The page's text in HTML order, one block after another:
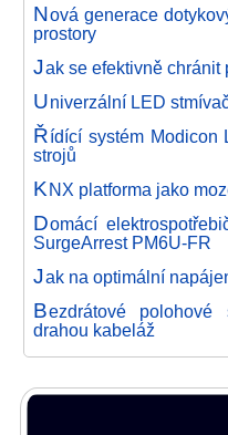
Nová generace
prostory
Jak se efektivně
Univerzální LED
Řídící systém Modicon
strojů
KNX platforma jako
Domácí
SurgeArrest PM6U-FR
Jak na optimální
Bezdrátové
drahou kabeláž